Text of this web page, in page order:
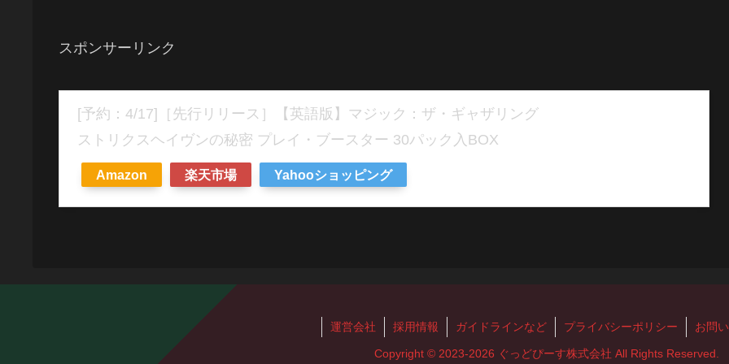
スポンサーリンク
[予約：4/17]［先行リリース］【英語版】マジック：ザ・ギャザリング
ストリクスヘイヴンの秘密 プレイ・ブースター 30パック入BOX
Amazon 楽天市場 Yahooショッピング
運営会社 採用情報 ガイドラインなど プライバシーポリシー お問
Copyright © 2023-2026 ぐっどぴーす株式会社 All Rights Reserved.